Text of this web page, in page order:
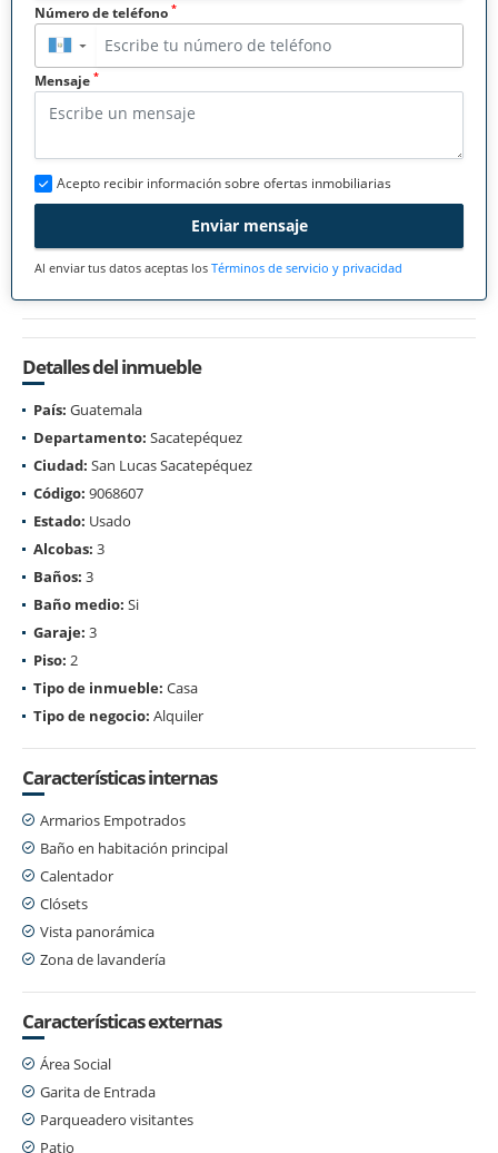
Número de teléfono *
▼
Mensaje *
Acepto recibir información sobre ofertas inmobiliarias
Enviar mensaje
Al enviar tus datos aceptas los Términos de servicio y privacidad
Detalles del inmueble
País: Guatemala
Departamento: Sacatepéquez
Ciudad: San Lucas Sacatepéquez
Código: 9068607
Estado: Usado
Alcobas: 3
Baños: 3
Baño medio: Si
Garaje: 3
Piso: 2
Tipo de inmueble: Casa
Tipo de negocio: Alquiler
Características internas
Armarios Empotrados
Baño en habitación principal
Calentador
Clósets
Vista panorámica
Zona de lavandería
Características externas
Área Social
Garita de Entrada
Parqueadero visitantes
Patio